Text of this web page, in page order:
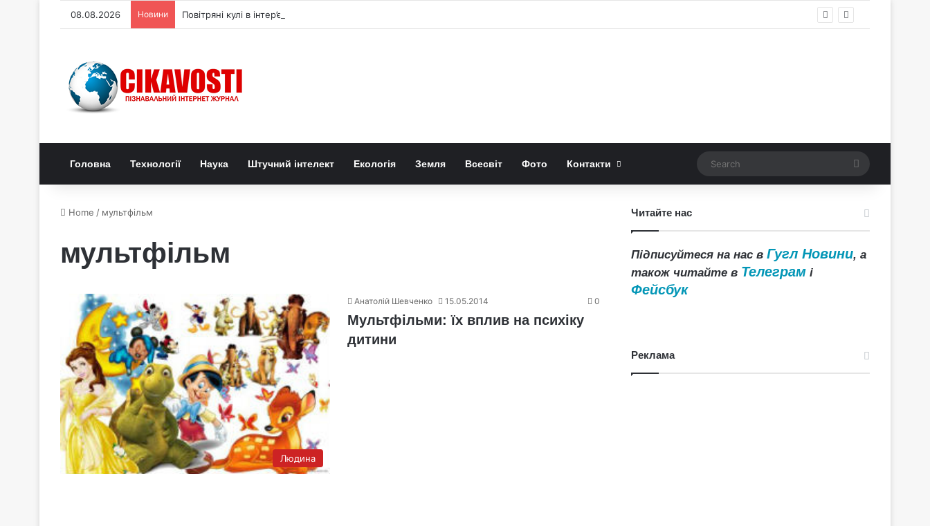
08.08.2026 Новини Повітряні кулі в інтер’єрі: як використовувати їх для прикраси
Головна Технології Наука Штучний інтелект Екологія Земля Всесвіт Фото Контакти Search
Home / мультфільм
мультфільм
Людина
Анатолій Шевченко 15.05.2014 0
Мультфільми: їх вплив на психіку
дитини
Читайте нас
Підписуйтеся на нас вГугл Новини, а
також читайте в Телеграм і
Фейсбук
Реклама